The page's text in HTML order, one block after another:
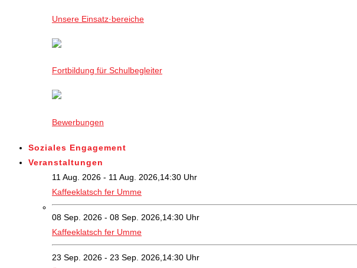
Unsere Einsatz·bereiche
Fortbildung für Schulbegleiter
Bewerbungen
Soziales Engagement
Veranstaltungen
11 Aug. 2026 - 11 Aug. 2026,14:30 Uhr
Kaffeeklatsch fer Umme
08 Sep. 2026 - 08 Sep. 2026,14:30 Uhr
Kaffeeklatsch fer Umme
23 Sep. 2026 - 23 Sep. 2026,14:30 Uhr